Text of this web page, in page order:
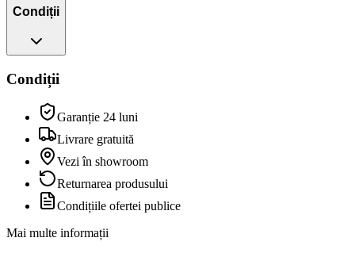
Condiții
Condiții
Garanție 24 luni
Livrare gratuită
Vezi în showroom
Returnarea produsului
Condițiile ofertei publice
Mai multe informații